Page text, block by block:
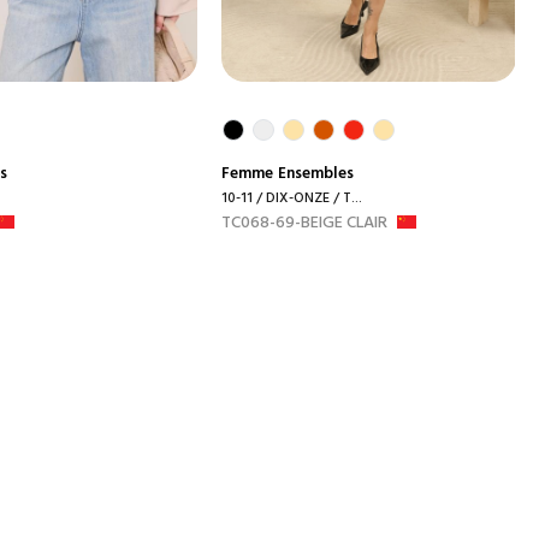
Femme Ensembles
10-11 / DIX-ONZE / T...
TC068-69-BEIGE CLAIR